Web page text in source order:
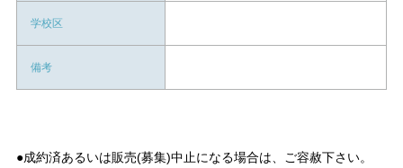
学校区
備考
●成約済あるいは販売(募集)中止になる場合は、ご容赦下さい。